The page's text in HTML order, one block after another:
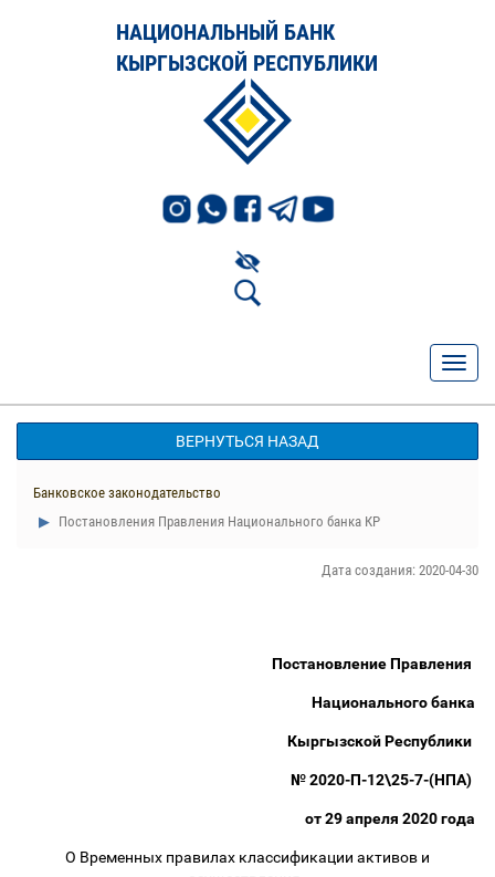
НАЦИОНАЛЬНЫЙ БАНК
КЫРГЫЗСКОЙ РЕСПУБЛИКИ
ВЕРНУТЬСЯ НАЗАД
Банковское законодательство
Постановления Правления Национального банка КР
Дата создания: 2020-04-30
Постановление Правления
Национального банка
Кыргызской Республики
№ 2020-П-12\25-7-(НПА)
от 29 апреля 2020 года
О Временных правилах классификации активов и